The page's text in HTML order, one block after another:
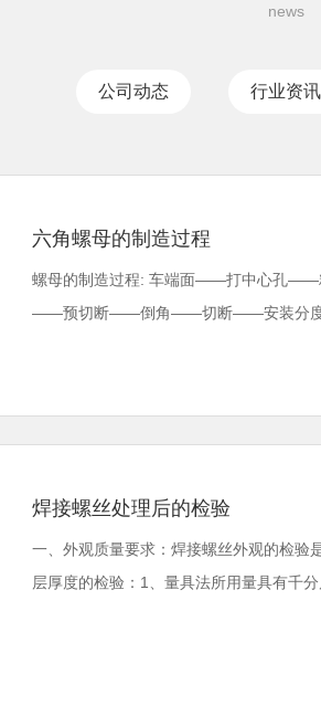
公司动态 行业资讯
六角螺母的制造过程
螺母的制造过程: 车端面——打中心孔
——预切断——倒角——切断——安装分度
焊接螺丝处理后的检验
一、外观质量要求：焊接螺丝外观的检验
层厚度的检验：1、量具法所用量具有千